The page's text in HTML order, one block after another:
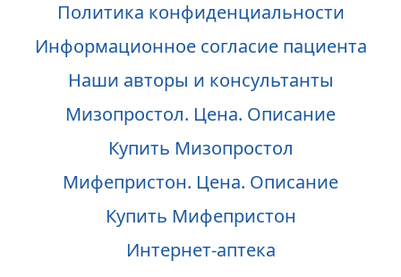
Политика конфиденциальности
Информационное согласие пациента
Наши авторы и консультанты
Мизопростол. Цена. Описание
Купить Мизопростол
Мифепристон. Цена. Описание
Купить Мифепристон
Интернет-аптека